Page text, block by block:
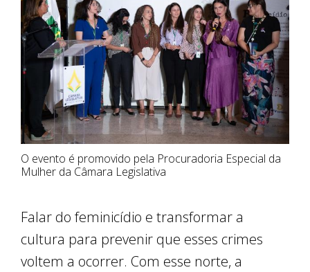
O evento é promovido pela Procuradoria Especial da
Mulher da Câmara Legislativa
Falar do feminicídio e transformar a
cultura para prevenir que esses crimes
voltem a ocorrer. Com esse norte, a